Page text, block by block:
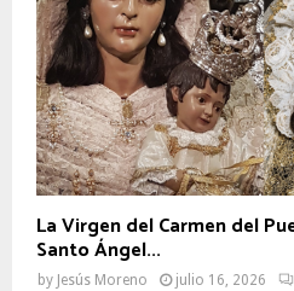
La Virgen del Carmen del
Santo Ángel...
by Jesús Moreno julio 16, 2026